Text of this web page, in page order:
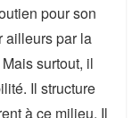
pour son
ailleurs par la
surtout, il
Il structure
à ce milieu. Il